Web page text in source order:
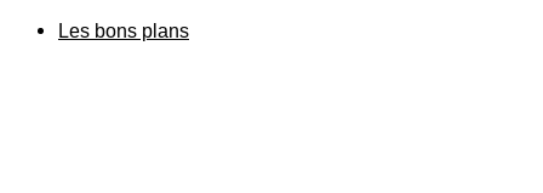
Les bons plans